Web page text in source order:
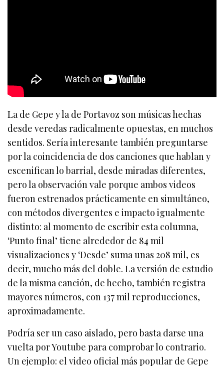
La de Gepe y la de Portavoz son músicas hechas
desde veredas radicalmente opuestas, en muchos
sentidos. Sería interesante también preguntarse
por la coincidencia de dos canciones que hablan y
escenifican lo barrial, desde miradas diferentes,
pero la observación vale porque ambos videos
fueron estrenados prácticamente en simultáneo,
con métodos divergentes e impacto igualmente
distinto: al momento de escribir esta columna,
‘Punto final’ tiene alrededor de 84 mil
visualizaciones y ‘Desde’ suma unas 208 mil, es
decir, mucho más del doble. La versión de estudio
de la misma canción, de hecho, también registra
mayores números, con 137 mil reproducciones,
aproximadamente.
Podría ser un caso aislado, pero basta darse una
vuelta por Youtube para comprobar lo contrario.
Un ejemplo: el video oficial más popular de Gepe